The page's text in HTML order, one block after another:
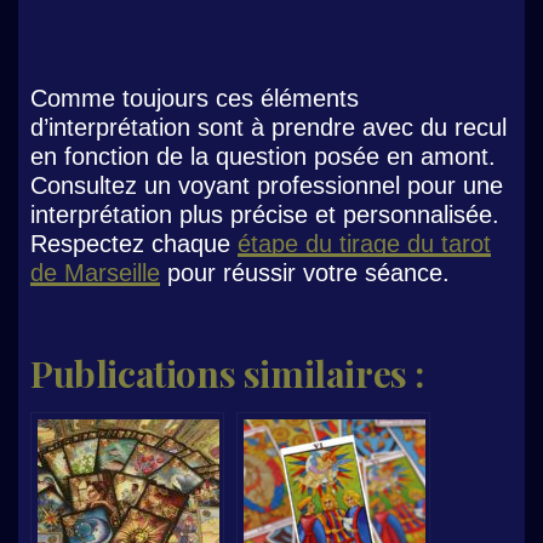
Comme toujours ces éléments
d’interprétation sont à prendre avec du recul
en fonction de la question posée en amont.
Consultez un voyant professionnel pour une
interprétation plus précise et personnalisée.
Respectez chaque étape du tirage du tarot
de Marseille pour réussir votre séance.
Publications similaires :